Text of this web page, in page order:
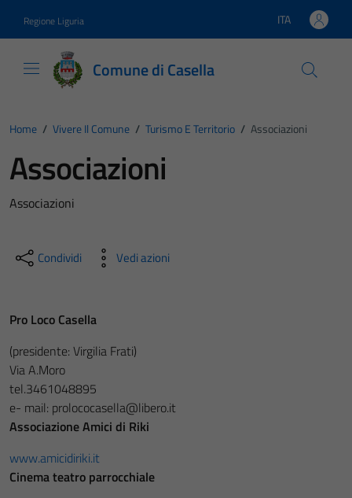
Regione Liguria Lingua attiva:
ITA
Comune di Casella
Home / Vivere Il Comune / Turismo E Territorio / Associazioni
Associazioni
Associazioni
Condividi Vedi azioni
Pro Loco Casella
(presidente: Virgilia Frati)
Via A.Moro
tel.3461048895
e- mail: prolococasella@libero.it
Associazione Amici di Riki
www.amicidiriki.it
Cinema teatro parrocchiale